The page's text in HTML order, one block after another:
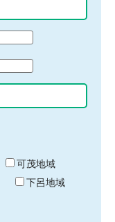
可茂地域
下呂地域